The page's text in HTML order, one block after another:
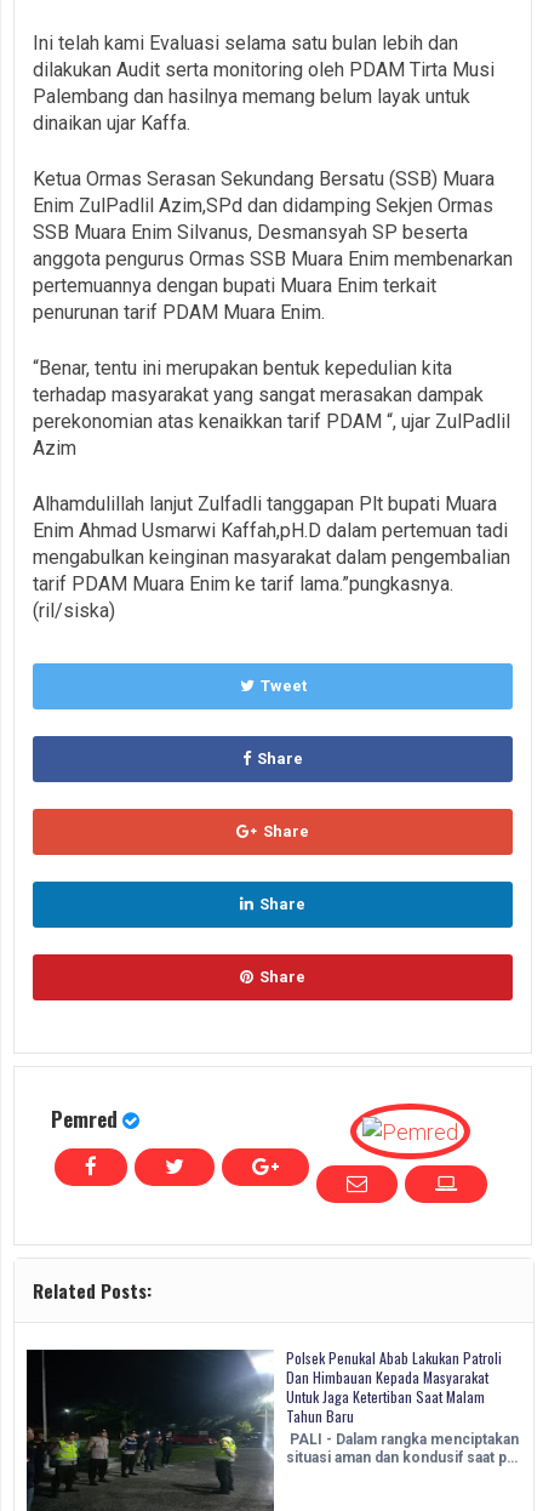
Ini telah kami Evaluasi selama satu bulan lebih dan
dilakukan Audit serta monitoring oleh PDAM Tirta Musi
Palembang dan hasilnya memang belum layak untuk
dinaikan ujar Kaffa.
Ketua Ormas Serasan Sekundang Bersatu (SSB) Muara
Enim ZulPadlil Azim,SPd dan didamping Sekjen Ormas
SSB Muara Enim Silvanus, Desmansyah SP beserta
anggota pengurus Ormas SSB Muara Enim membenarkan
pertemuannya dengan bupati Muara Enim terkait
penurunan tarif PDAM Muara Enim.
“Benar, tentu ini merupakan bentuk kepedulian kita
terhadap masyarakat yang sangat merasakan dampak
perekonomian atas kenaikkan tarif PDAM “, ujar ZulPadlil
Azim
Alhamdulillah lanjut Zulfadli tanggapan Plt bupati Muara
Enim Ahmad Usmarwi Kaffah,pH.D dalam pertemuan tadi
mengabulkan keinginan masyarakat dalam pengembalian
tarif PDAM Muara Enim ke tarif lama.”pungkasnya.
(ril/siska)
Tweet
Share
Share
Share
Share
Pemred
Related Posts:
Polsek Penukal Abab Lakukan Patroli
Dan Himbauan Kepada Masyarakat
Untuk Jaga Ketertiban Saat Malam
Tahun Baru
PALI - Dalam rangka menciptakan
situasi aman dan kondusif saat p…